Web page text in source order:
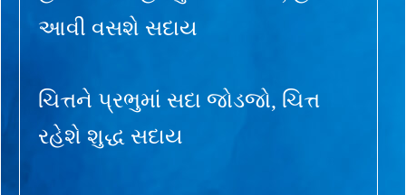
આવી વસશે સદાય
ચિત્તને પ્રભુમાં સદા જોડજો, ચિત્ત
રહેશે શુદ્ધ સદાય